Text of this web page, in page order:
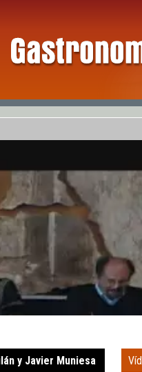
y Javier Muniesa